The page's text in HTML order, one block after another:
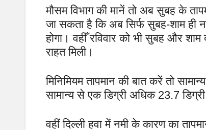
मौसम विभाग की मानें तो अब सुबह के
जा सकता है कि अब सिर्फ सुबह-शाम ही
होगा। वहीँ रविवार को भी सुबह और
राहत मिली।
मिनिमियम तापमान की बात करें तो
सामान्य से एक डिग्री अधिक 23.7
वहीं दिल्ली हवा में नमी के कारण का